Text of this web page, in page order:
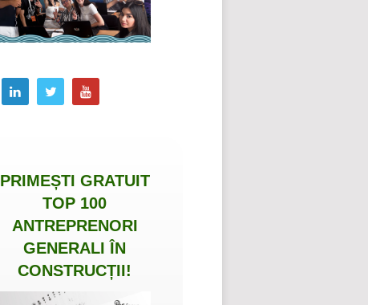
PRIMEȘTI GRATUIT
TOP 100
ANTREPRENORI
GENERALI ÎN
CONSTRUCȚII!